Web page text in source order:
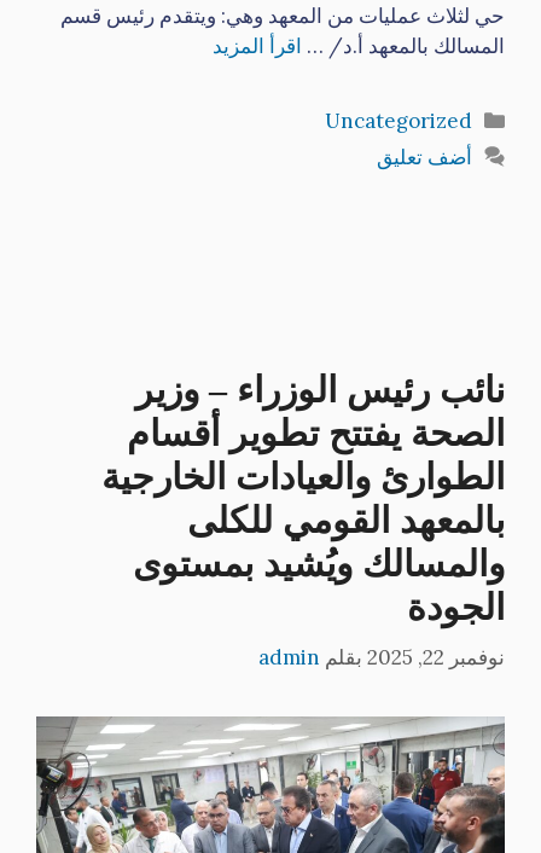
حي لثلاث عمليات من المعهد وهي: ويتقدم رئيس قسم
المسالك بالمعهد أ.د/ … اقرأ المزيد
التصنيفات
Uncategorized
أضف تعليق
نائب رئيس الوزراء – وزير
الصحة يفتتح تطوير أقسام
الطوارئ والعيادات الخارجية
بالمعهد القومي للكلى
والمسالك ويُشيد بمستوى
الجودة
نوفمبر 22, 2025 بقلم admin